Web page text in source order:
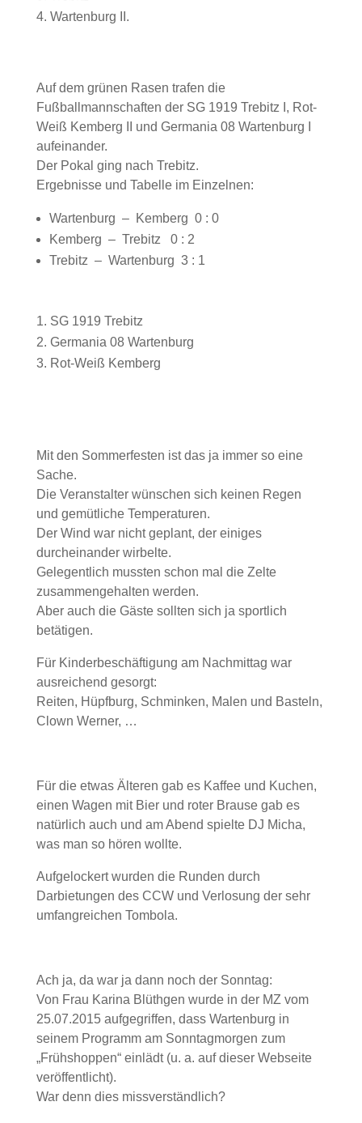
Wartenburg II.
Auf dem grünen Rasen trafen die
Fußballmannschaften der SG 1919 Trebitz I, Rot-
Weiß Kemberg II und Germania 08 Wartenburg I
aufeinander.
Der Pokal ging nach Trebitz.
Ergebnisse und Tabelle im Einzelnen:
Wartenburg – Kemberg 0 : 0
Kemberg – Trebitz 0 : 2
Trebitz – Wartenburg 3 : 1
SG 1919 Trebitz
Germania 08 Wartenburg
Rot-Weiß Kemberg
Mit den Sommerfesten ist das ja immer so eine
Sache.
Die Veranstalter wünschen sich keinen Regen
und gemütliche Temperaturen.
Der Wind war nicht geplant, der einiges
durcheinander wirbelte.
Gelegentlich mussten schon mal die Zelte
zusammengehalten werden.
Aber auch die Gäste sollten sich ja sportlich
betätigen.
Für Kinderbeschäftigung am Nachmittag war
ausreichend gesorgt:
Reiten, Hüpfburg, Schminken, Malen und Basteln,
Clown Werner, …
Für die etwas Älteren gab es Kaffee und Kuchen,
einen Wagen mit Bier und roter Brause gab es
natürlich auch und am Abend spielte DJ Micha,
was man so hören wollte.
Aufgelockert wurden die Runden durch
Darbietungen des CCW und Verlosung der sehr
umfangreichen Tombola.
Ach ja, da war ja dann noch der Sonntag:
Von Frau Karina Blüthgen wurde in der MZ vom
25.07.2015 aufgegriffen, dass Wartenburg in
seinem Programm am Sonntagmorgen zum
„Frühshoppen“ einlädt (u. a. auf dieser Webseite
veröffentlicht).
War denn dies missverständlich?